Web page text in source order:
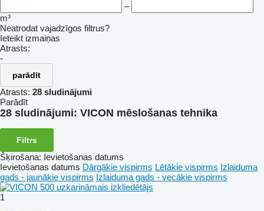
–
m³
Neatrodat vajadzīgos filtrus?
Ieteikt izmaiņas
Atrasts:
-
parādīt
Atrasts: 28 sludinājumi
Parādīt
28 sludinājumi: VICON mēslošanas tehnika
Filtrs
Šķirošana: Ievietošanas datums
Ievietošanas datums Dārgākie vispirms Lētākie vispirms Izlaiduma
gads - jaunākie vispirms Izlaiduma gads - vecākie vispirms
1